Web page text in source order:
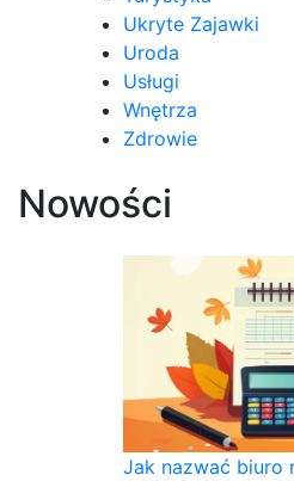
Ukryte Zajawki
Uroda
Usługi
Wnętrza
Zdrowie
Nowości
Jak nazwać biuro